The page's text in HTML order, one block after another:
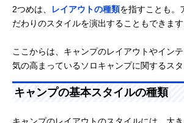
2つめは、 レイアウトの種類を指すことも。
だわりのスタイルを演出することもできます
ここからは、キャンプのレイアウトやイン
気の高まっているソロキャンプに関するスタ
キャンプの基本スタイルの種類
キャンプのレイアウトのスタイルには、大